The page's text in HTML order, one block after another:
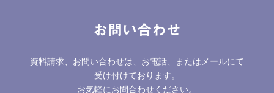
お問い合わせ
資料請求、お問い合わせは、お電話、またはメールにて
受け付けております。
お気軽にお問合わせください。